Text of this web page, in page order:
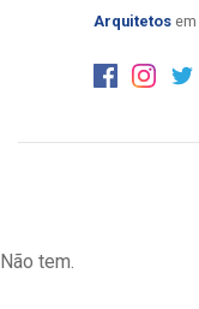
Arquitetosem
Não tem.